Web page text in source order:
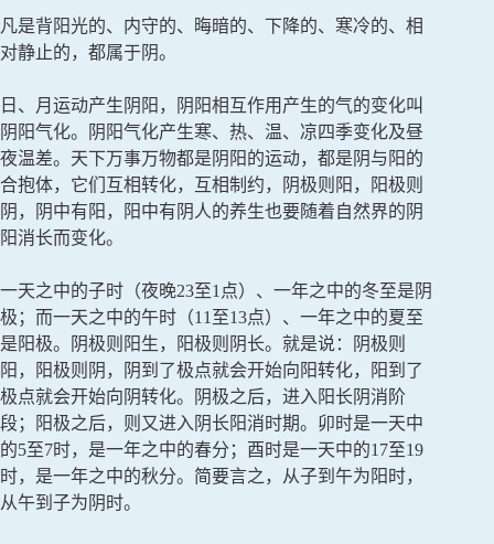
凡是背阳光的、内守的、晦暗的、下降的、寒冷的、相
对静止的，都属于阴。
日、月运动产生阴阳，阴阳相互作用产生的气的变化叫
阴阳气化。阴阳气化产生寒、热、温、凉四季变化及昼
夜温差。天下万事万物都是阴阳的运动，都是阴与阳的
合抱体，它们互相转化，互相制约，阴极则阳，阳极则
阴，阴中有阳，阳中有阴人的养生也要随着自然界的阴
阳消长而变化。
一天之中的子时（夜晚23至1点）、一年之中的冬至是阴
极；而一天之中的午时（11至13点）、一年之中的夏至
是阳极。阴极则阳生，阳极则阴长。就是说：阴极则
阳，阳极则阴，阴到了极点就会开始向阳转化，阳到了
极点就会开始向阴转化。阴极之后，进入阳长阴消阶
段；阳极之后，则又进入阴长阳消时期。卯时是一天中
的5至7时，是一年之中的春分；酉时是一天中的17至19
时，是一年之中的秋分。简要言之，从子到午为阳时，
从午到子为阴时。